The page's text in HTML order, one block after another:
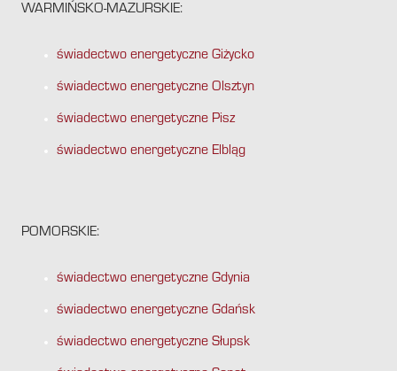
WARMIŃSKO-MAZURSKIE:
świadectwo energetyczne Giżycko
świadectwo energetyczne Olsztyn
świadectwo energetyczne Pisz
świadectwo energetyczne Elbląg
POMORSKIE:
świadectwo energetyczne Gdynia
świadectwo energetyczne Gdańsk
świadectwo energetyczne Słupsk